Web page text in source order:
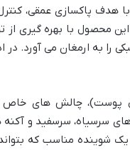
پاکسازی عمقی، کنترل
با بهره گیری از
به ارمغان می آورد. در
چالش های خاص
سرسفید و آکنه
شوینده مناسب که